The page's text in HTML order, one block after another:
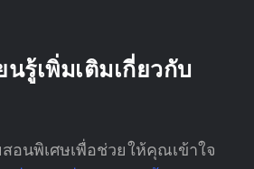
รู้เพิ่มเติมเกี่ยวกับ
อนพิเศษเพื่อช่วยให้คุณเข้าใจ